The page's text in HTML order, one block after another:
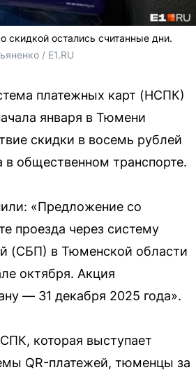
скидкой остались считанные дни.
/ E1.RU
платежных карт (НСПК)
января в Тюмени
скидки в восемь рублей
в общественном транспорте.
«Предложение со
проезда через систему
(СБП) в Тюменской области
октября. Акция
— 31 декабря 2025 года».
которая выступает
QR-платежей, тюменцы за